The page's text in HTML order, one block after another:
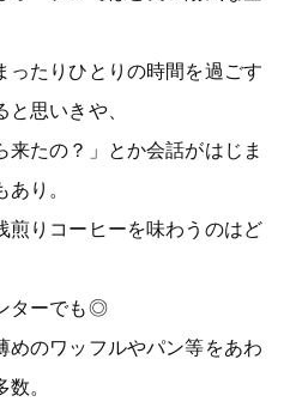
ったりひとりの時間を過ごす
思いきや、
たの？」とか会話がはじま
り。
煎りコーヒーを味わうのはど
ターでも◎
めのワッフルやパン等をあわ
。